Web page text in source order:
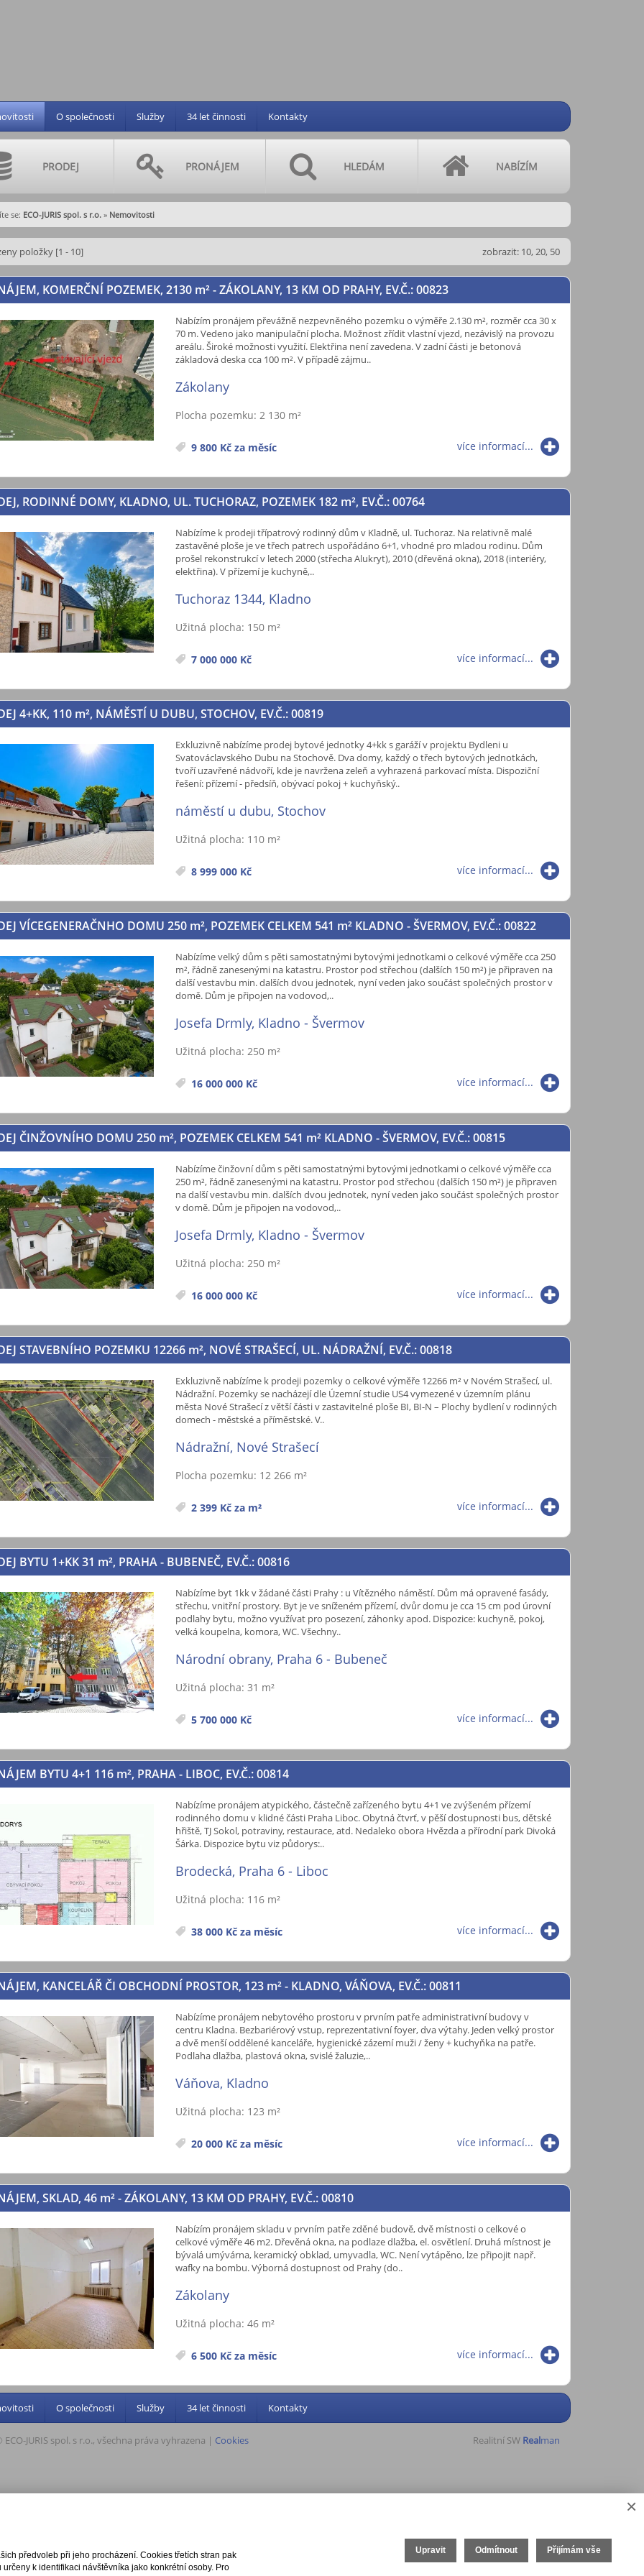
O společnosti Služby 34 let činnosti Kontakty
PRODEJ PRONÁJEM HLEDÁM NABÍZÍM
se: ECO-JURIS spol. s r.o. » Nemovitosti
položky [1 - 10] zobrazit: 10,20, 50
KOMERČNÍ POZEMEK, 2130 m²- ZÁKOLANY, 13 KM OD PRAHY, EV.Č.: 00823
Nabízím pronájem převážně nezpevněného pozemku o výměře 2.130 m², rozměr cca 30 x
70 m. Vedeno jako manipulační plocha. Možnost zřídit vlastní vjezd, nezávislý na provozu
areálu. Široké možnosti využití. Elektřina není zavedena. V zadní části je betonová
základová deska cca 100 m². V případě zájmu..
Zákolany
Plocha pozemku: 2 130 m²
9 800 Kč za měsíc více informací...
RODINNÉ DOMY, KLADNO, UL. TUCHORAZ, POZEMEK 182 m², EV.Č.: 00764
Nabízíme k prodeji třípatrový rodinný dům v Kladně, ul. Tuchoraz. Na relativně malé
zastavěné ploše je ve třech patrech uspořádáno 6+1, vhodné pro mladou rodinu. Dům
prošel rekonstrukcí v letech 2000 (střecha Alukryt), 2010 (dřevěná okna), 2018 (interiéry,
elektřina). V přízemí je kuchyně,..
Tuchoraz 1344, Kladno
Užitná plocha: 150 m²
7 000 000 Kč více informací...
4+KK, 110 m², NÁMĚSTÍ U DUBU, STOCHOV, EV.Č.: 00819
Exkluzivně nabízíme prodej bytové jednotky 4+kk s garáží v projektu Bydleni u
Svatováclavského Dubu na Stochově. Dva domy, každý o třech bytových jednotkách,
tvoří uzavřené nádvoří, kde je navržena zeleň a vyhrazená parkovací místa. Dispoziční
řešení: přízemí - předsíň, obývací pokoj + kuchyňský..
náměstí u dubu, Stochov
Užitná plocha: 110 m²
8 999 000 Kč více informací...
VÍCEGENERAČNHO DOMU 250 m², POZEMEK CELKEM 541 m²KLADNO - ŠVERMOV, EV.Č.: 00822
Nabízíme velký dům s pěti samostatnými bytovými jednotkami o celkové výměře cca 250
m², řádně zanesenými na katastru. Prostor pod střechou (dalších 150 m²) je připraven na
další vestavbu min. dalších dvou jednotek, nyní veden jako součást společných prostor v
domě. Dům je připojen na vodovod,..
Josefa Drmly, Kladno - Švermov
Užitná plocha: 250 m²
16 000 000 Kč více informací...
ČINŽOVNÍHO DOMU 250 m², POZEMEK CELKEM 541 m²KLADNO - ŠVERMOV, EV.Č.: 00815
Nabízíme činžovní dům s pěti samostatnými bytovými jednotkami o celkové výměře cca
250 m², řádně zanesenými na katastru. Prostor pod střechou (dalších 150 m²) je připraven
na další vestavbu min. dalších dvou jednotek, nyní veden jako součást společných prostor
v domě. Dům je připojen na vodovod,..
Josefa Drmly, Kladno - Švermov
Užitná plocha: 250 m²
16 000 000 Kč více informací...
STAVEBNÍHO POZEMKU 12266 m², NOVÉ STRAŠECÍ, UL. NÁDRAŽNÍ, EV.Č.: 00818
Exkluzivně nabízíme k prodeji pozemky o celkové výměře 12266 m² v Novém Strašecí, ul.
Nádražní. Pozemky se nacházejí dle Územní studie US4 vymezené v územním plánu
města Nové Strašecí z větší části v zastavitelné ploše BI, BI-N – Plochy bydlení v rodinných
domech - městské a příměstské. V..
Nádražní, Nové Strašecí
Plocha pozemku: 12 266 m²
2 399 Kč za m² více informací...
BYTU 1+KK 31 m², PRAHA - BUBENEČ, EV.Č.: 00816
Nabízíme byt 1kk v žádané části Prahy : u Vítězného náměstí. Dům má opravené fasády,
střechu, vnitřní prostory. Byt je ve sníženém přízemí, dvůr domu je cca 15 cm pod úrovní
podlahy bytu, možno využívat pro posezení, záhonky apod. Dispozice: kuchyně, pokoj,
velká koupelna, komora, WC. Všechny..
Národní obrany, Praha 6 - Bubeneč
Užitná plocha: 31 m²
5 700 000 Kč více informací...
BYTU 4+1 116 m², PRAHA - LIBOC, EV.Č.: 00814
Nabízíme pronájem atypického, částečně zařízeného bytu 4+1 ve zvýšeném přízemí
rodinného domu v klidné části Praha Liboc. Obytná čtvrť, v pěší dostupnosti bus, dětské
hřiště, TJ Sokol, potraviny, restaurace, atd. Nedaleko obora Hvězda a přírodní park Divoká
Šárka. Dispozice bytu viz půdorys:..
Brodecká, Praha 6 - Liboc
Užitná plocha: 116 m²
38 000 Kč za měsíc více informací...
KANCELÁŘ ČI OBCHODNÍ PROSTOR, 123 m²- KLADNO, VÁŇOVA, EV.Č.: 00811
Nabízíme pronájem nebytového prostoru v prvním patře administrativní budovy v
centru Kladna. Bezbariérový vstup, reprezentativní foyer, dva výtahy. Jeden velký prostor
a dvě menší oddělené kanceláře, hygienické zázemí muži / ženy + kuchyňka na patře.
Podlaha dlažba, plastová okna, svislé žaluzie,..
Váňova, Kladno
Užitná plocha: 123 m²
20 000 Kč za měsíc více informací...
SKLAD, 46 m²- ZÁKOLANY, 13 KM OD PRAHY, EV.Č.: 00810
Nabízím pronájem skladu v prvním patře zděné budově, dvě místnosti o celkové o
celkové výměře 46 m2. Dřevěná okna, na podlaze dlažba, el. osvětlení. Druhá místnost je
bývalá umývárna, keramický obklad, umyvadla, WC. Není vytápěno, lze připojit např.
wafky na bombu. Výborná dostupnost od Prahy (do..
Zákolany
Užitná plocha: 46 m²
6 500 Kč za měsíc více informací...
O společnosti Služby 34 let činnosti Kontakty
ECO-JURIS spol. s r.o., všechna práva vyhrazena | Cookies Realitní SW Realman
×
předvoleb při jeho procházení. Cookies třetích stran pak
k identifikaci návštěvníka jako konkrétní osoby. Pro
Upravit Odmítnout Přijímám vše